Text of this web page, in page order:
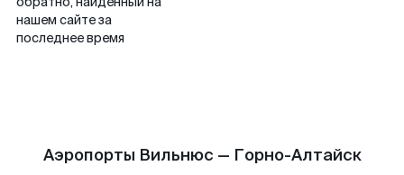
нашем сайте за
последнее время
Аэропорты Вильнюс — Горно-Алтайск